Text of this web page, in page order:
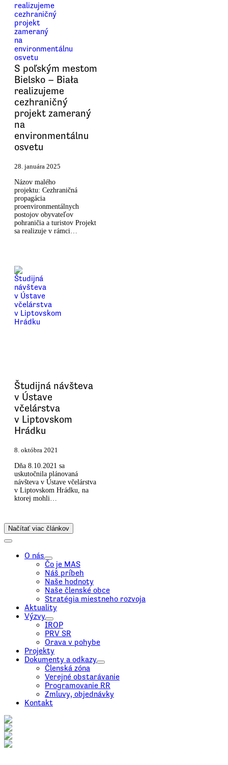
S poľským mestom
Bielsko – Biała
realizujeme
cezhraničný
projekt zameraný
na
environmentálnu
osvetu
28. januára 2025
Názov malého
projektu: Cezhraničná
propagácia
proenvironmentálnych
postojov obyvateľov
pohraničia a turistov Projekt
sa realizuje v rámci…
Študijná návšteva
v Ústave
včelárstva
v Liptovskom
Hrádku
8. októbra 2021
Dňa 8.10.2021 sa
uskutočnila plánovaná
návšteva v Ústave včelárstva
v Liptovskom Hrádku, na
ktorej mohli…
Načítať viac článkov
O nás
Čo je MAS
Náš príbeh
Naše hodnoty
Naše členské obce
Stratégia miestneho rozvoja
Aktuality
Výzvy
IROP
PRV SR
Orava v pohybe
Projekty
Dokumenty a odkazy
Členská zóna
Verejné obstarávanie
Programovanie RR
Zmluvy, objednávky
Kontakt